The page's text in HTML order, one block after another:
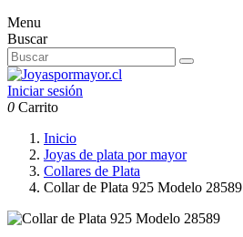
Menu
Buscar
Iniciar sesión
0 Carrito
Inicio
Joyas de plata por mayor
Collares de Plata
Collar de Plata 925 Modelo 28589